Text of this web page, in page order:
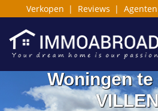
Verkopen | Reviews | Agenten
Woningen